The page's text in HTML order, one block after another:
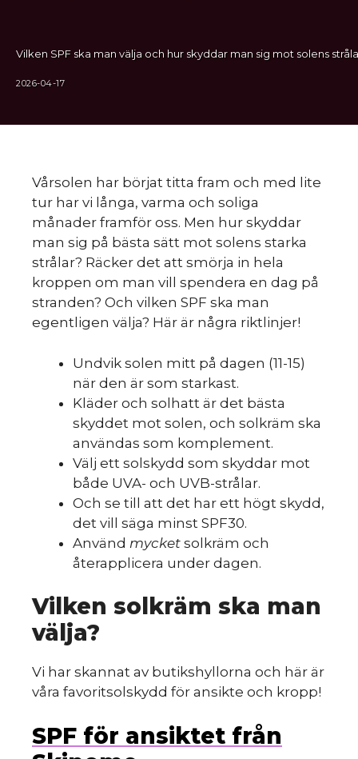
Vilken SPF ska man välja och hur skyddar man sig mot solens
2026-04-17
Vårsolen har börjat titta fram och med lite
tur har vi långa, varma och soliga
månader framför oss. Men hur skyddar
man sig på bästa sätt mot solens starka
strålar? Räcker det att smörja in hela
kroppen om man vill spendera en dag på
stranden? Och vilken SPF ska man
egentligen välja? Här är några riktlinjer!
Undvik solen mitt på dagen (11-15)
när den är som starkast.
Kläder och solhatt är det bästa
skyddet mot solen, och solkräm ska
användas som komplement.
Välj ett solskydd som skyddar mot
både UVA- och UVB-strålar.
Och se till att det har ett högt skydd,
det vill säga minst SPF30.
Använd mycket solkräm och
återapplicera under dagen.
Vilken solkräm ska man
välja?
Vi har skannat av butikshyllorna och här är
våra favoritsolskydd för ansikte och kropp!
SPF för ansiktet från